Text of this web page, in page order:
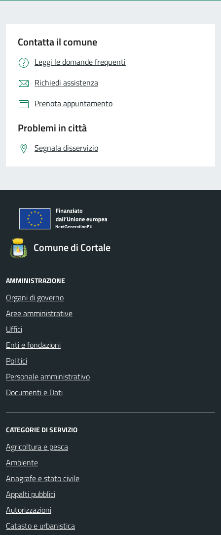
Contatta il comune
Leggi le domande frequenti
Richiedi assistenza
Prenota appuntamento
Problemi in città
Segnala disservizio
Comune di Cortale
AMMINISTRAZIONE
Organi di governo
Aree amministrative
Uffici
Enti e fondazioni
Politici
Personale amministrativo
Documenti e Dati
CATEGORIE DI SERVIZIO
Agricoltura e pesca
Ambiente
Anagrafe e stato civile
Appalti pubblici
Autorizzazioni
Catasto e urbanistica